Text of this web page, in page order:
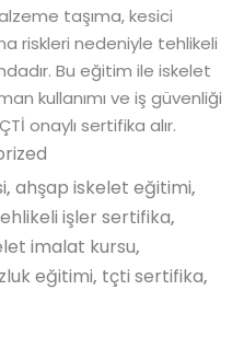
taşıma, kesici
riskleri nedeniyle tehlikeli
Bu eğitim ile iskelet
kullanımı ve iş güvenliği
onaylı sertifika alır.
, ahşap iskelet eğitimi,
işler sertifika,
imalat kursu,
eğitimi, tçti sertifika,